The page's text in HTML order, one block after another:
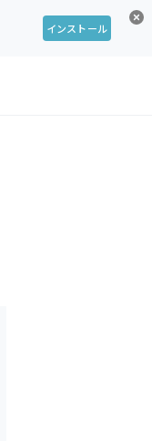
インストール